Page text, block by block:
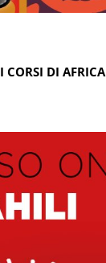
I CORSI DI AFRICA